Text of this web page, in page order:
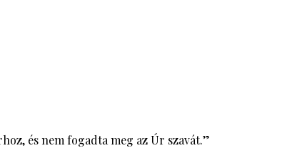
és nem fogadta meg az Úr szavát.”